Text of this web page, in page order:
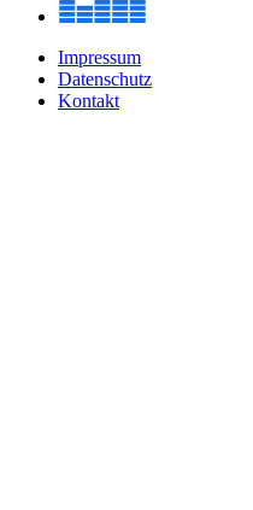
Impressum
Datenschutz
Kontakt